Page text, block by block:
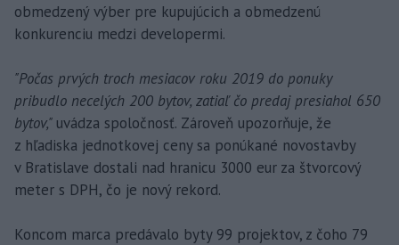
obmedzený výber pre kupujúcich a obmedzenú
konkurenciu medzi developermi.
"Počas prvých troch mesiacov roku 2019 do ponuky
pribudlo necelých 200 bytov, zatiaľ čo predaj presiahol 650
bytov," uvádza spoločnosť. Zároveň upozorňuje, že
z hľadiska jednotkovej ceny sa ponúkané novostavby
v Bratislave dostali nad hranicu 3000 eur za štvorcový
meter s DPH, čo je nový rekord.
Koncom marca predávalo byty 99 projektov, z čoho 79